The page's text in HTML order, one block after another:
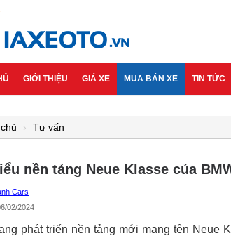
GIỚI THIỆU GIÁ XE MUA BÁN XE TIN TỨC
Tư vấn
nền tảng Neue Klasse của
Cars
02/2024
phát triển nền tảng mới mang tên Neue